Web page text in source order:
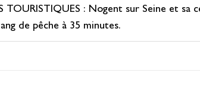
: Nogent sur Seine et
de pêche à 35 minutes.